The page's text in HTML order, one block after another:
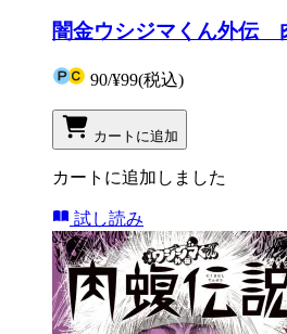
闇金ウシジマくん外伝
90/¥99(税込)
カートに追加
カートに追加しました
試し読み